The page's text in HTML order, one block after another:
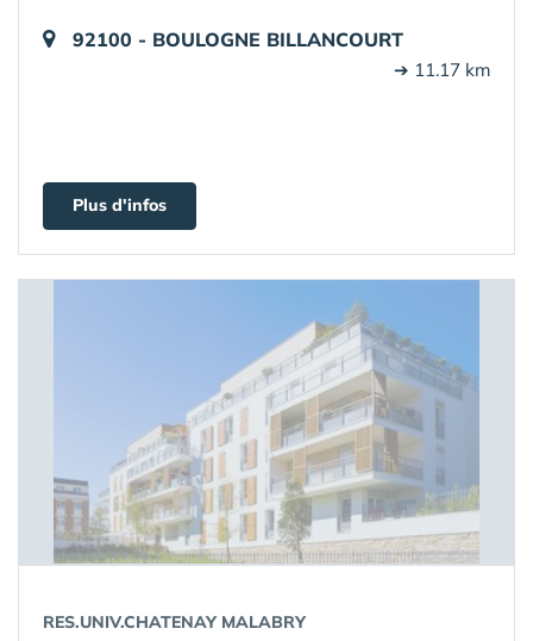
92100 - BOULOGNE BILLANCOURT
➔ 11.17 km
Plus d'infos
RES.UNIV.CHATENAY MALABRY